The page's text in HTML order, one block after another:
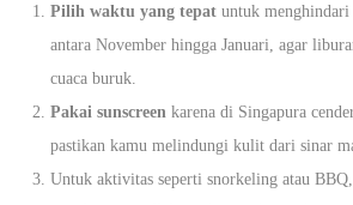
Pilih waktu yang tepat untuk
antara November hingga Januari, agar
cuaca buruk.
Pakai sunscreen karena di Singapura
pastikan kamu melindungi kulit dari sinar
Untuk aktivitas seperti snorkeling atau